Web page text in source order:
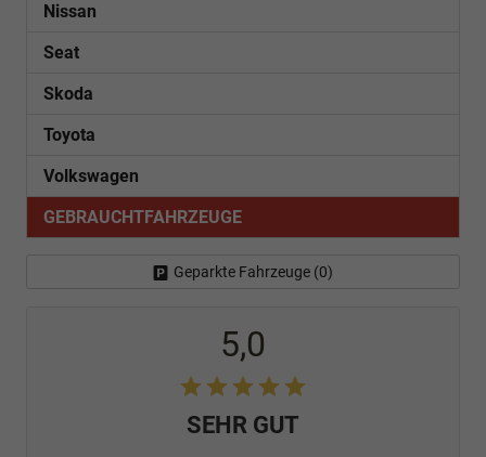
Nissan
Seat
Skoda
Toyota
Volkswagen
GEBRAUCHTFAHRZEUGE
Geparkte Fahrzeuge (0)
5,0
SEHR GUT